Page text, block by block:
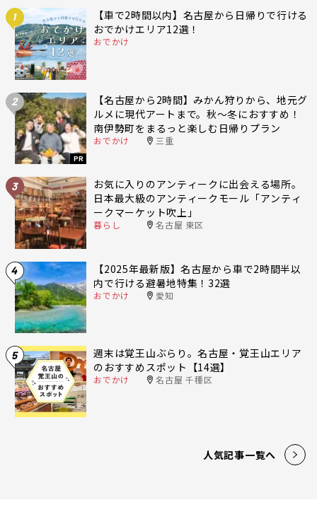
1
【車で2時間以内】名古屋から日帰りで行ける
おでかけエリア12選！
おでかけ
2
PR
【名古屋から2時間】みかん狩りから、地元グ
ルメに現代アートまで。秋〜冬におすすめ！
南伊勢町をまるっと楽しむ日帰りプラン
おでかけ 三重
3
お気に入りのアンティークに出会える場所。
日本最大級のアンティークモール「アンティ
ークマーケット吹上」
暮らし 名古屋 東区
4
【2025年最新版】名古屋から車で2時間半以
内で行ける避暑地特集！32選
おでかけ 愛知
5
週末は覚王山ぶらり。名古屋・覚王山エリア
のおすすめスポット【14選】
おでかけ 名古屋 千種区
人気記事一覧へ